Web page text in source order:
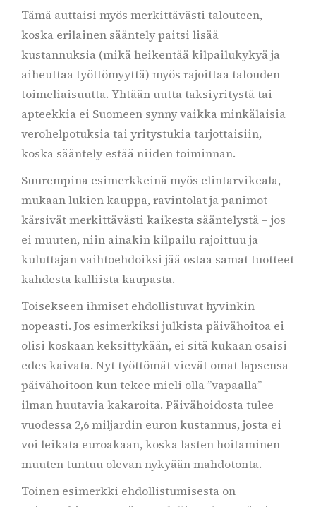
Tämä auttaisi myös merkittävästi talouteen,
koska erilainen sääntely paitsi lisää
kustannuksia (mikä heikentää kilpailukykyä ja
aiheuttaa työttömyyttä) myös rajoittaa talouden
toimeliaisuutta. Yhtään uutta taksiyritystä tai
apteekkia ei Suomeen synny vaikka minkälaisia
verohelpotuksia tai yritystukia tarjottaisiin,
koska sääntely estää niiden toiminnan.
Suurempina esimerkkeinä myös elintarvikeala,
mukaan lukien kauppa, ravintolat ja panimot
kärsivät merkittävästi kaikesta sääntelystä – jos
ei muuten, niin ainakin kilpailu rajoittuu ja
kuluttajan vaihtoehdoiksi jää ostaa samat tuotteet
kahdesta kalliista kaupasta.
Toisekseen ihmiset ehdollistuvat hyvinkin
nopeasti. Jos esimerkiksi julkista päivähoitoa ei
olisi koskaan keksittykään, ei sitä kukaan osaisi
edes kaivata. Nyt työttömät vievät omat lapsensa
päivähoitoon kun tekee mieli olla ”vapaalla”
ilman huutavia kakaroita. Päivähoidosta tulee
vuodessa 2,6 miljardin euron kustannus, josta ei
voi leikata euroakaan, koska lasten hoitaminen
muuten tuntuu olevan nykyään mahdotonta.
Toinen esimerkki ehdollistumisesta on